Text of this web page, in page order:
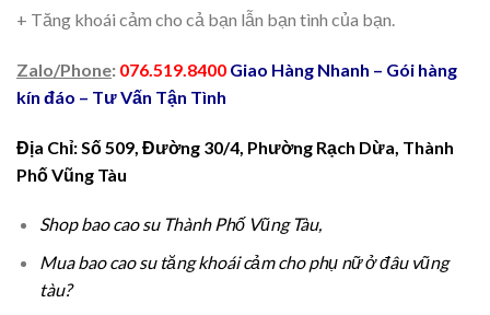
+ Tăng khoái cảm cho cả bạn lẫn bạn tình của bạn.
Zalo/Phone: 076.519.8400 Giao Hàng Nhanh – Gói hàng
kín đáo – Tư Vấn Tận Tình
Địa Chỉ: Số 509, Đường 30/4, Phường Rạch Dừa, Thành
Phố Vũng Tàu
Shop bao cao suThành Phố Vũng Tàu,
Mua bao cao su tăng khoái cảm cho phụ nữ ở đâu vũng
tàu?